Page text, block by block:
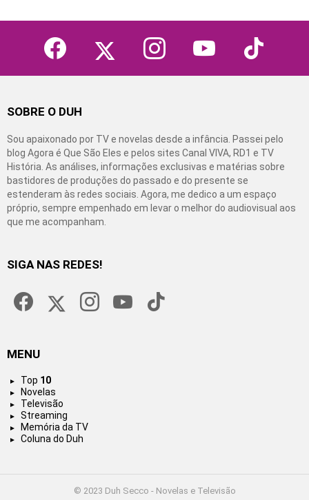
facebook instagram tiktok
SOBRE O DUH
Sou apaixonado por TV e novelas desde a infância. Passei pelo
blog Agora é Que São Eles e pelos sites Canal VIVA, RD1 e TV
História. As análises, informações exclusivas e matérias sobre
bastidores de produções do passado e do presente se
estenderam às redes sociais. Agora, me dedico a um espaço
próprio, sempre empenhado em levar o melhor do audiovisual aos
que me acompanham.
SIGA NAS REDES!
MENU
Top 10
Novelas
Televisão
Streaming
Memória da TV
Coluna do Duh
© 2023 Duh Secco - Novelas e Televisão